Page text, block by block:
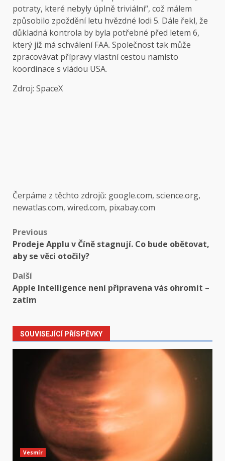
potraty, které nebyly úplně triviální“, což málem
způsobilo zpoždění letu hvězdné lodi 5. Dále řekl, že
důkladná kontrola by byla potřebné před letem 6,
který již má schválení FAA. Společnost tak může
zpracovávat přípravy vlastní cestou namísto
koordinace s vládou USA.
Zdroj: SpaceX
Čerpáme z těchto zdrojů: google.com, science.org,
newatlas.com, wired.com, pixabay.com
Post
navigation
Previous
Prodeje Applu v Číně stagnují. Co bude obětovat,
aby se věci otočily?
Další
Apple Intelligence není připravena vás ohromit –
zatím
SOUVISEJÍCÍ PŘÍSPĚVKY
Vesmír